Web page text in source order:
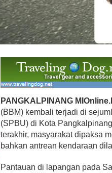
PANGKALPINANG
(BBM) kembali terjadi di
(SPBU) di Kota
terakhir, masyarakat dipaksa
bahkan antrean kendaraan
Pantauan di lapangan pada